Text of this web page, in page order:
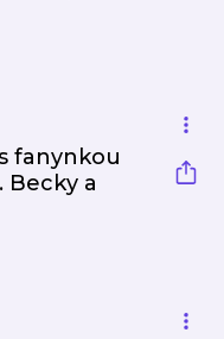
fanynkou
Becky a